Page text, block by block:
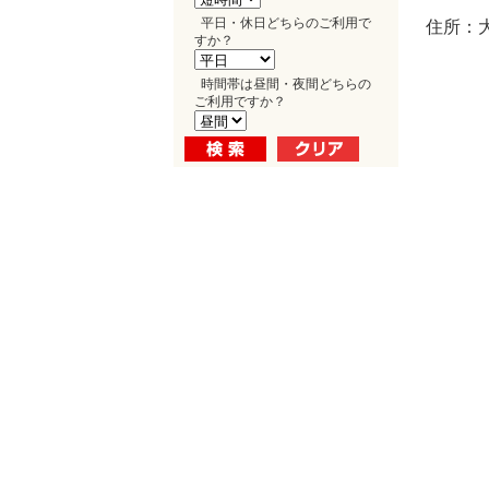
平日・休日どちらのご利用で
すか？
時間帯は昼間・夜間どちらの
ご利用ですか？
住所：